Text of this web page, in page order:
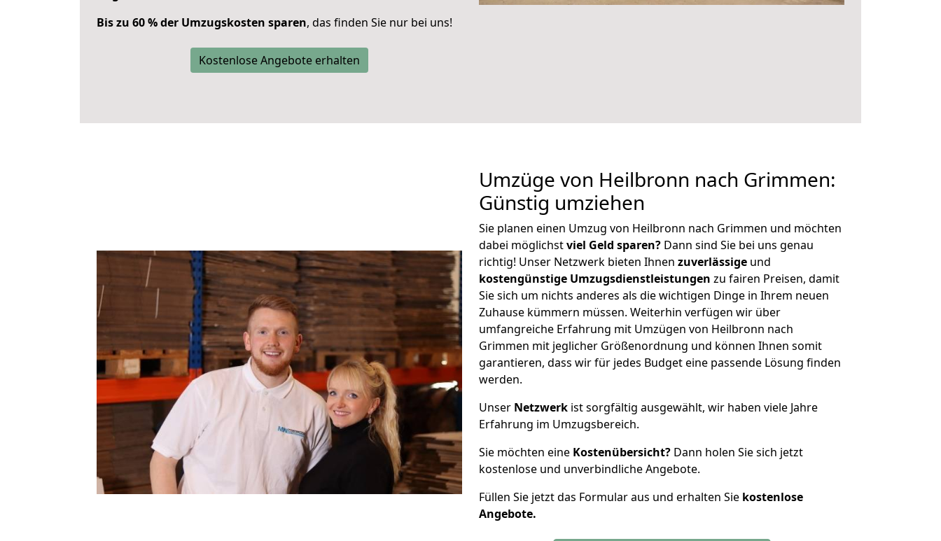
Bis zu 60 % der Umzugskosten sparen, das finden Sie nur bei uns!
Kostenlose Angebote erhalten
Umzüge von Heilbronn nach Grimmen:
Günstig umziehen
Sie planen einen Umzug von Heilbronn nach Grimmen und möchten
dabei möglichstviel Geld sparen? Dann sind Sie bei uns genau
richtig! Unser Netzwerk bieten Ihnen zuverlässige und
kostengünstige Umzugsdienstleistungen zu fairen Preisen, damit
Sie sich um nichts anderes als die wichtigen Dinge in Ihrem neuen
Zuhause kümmern müssen. Weiterhin verfügen wir über
umfangreiche Erfahrung mit Umzügen von Heilbronn nach
Grimmen mit jeglicher Größenordnung und können Ihnen somit
garantieren, dass wir für jedes Budget eine passende Lösung finden
werden.
Unser Netzwerk ist sorgfältig ausgewählt, wir haben viele Jahre
Erfahrung im Umzugsbereich.
Sie möchten eine Kostenübersicht? Dann holen Sie sich jetzt
kostenlose und unverbindliche Angebote.
Füllen Sie jetzt das Formular aus und erhalten Sie kostenlose
Angebote.